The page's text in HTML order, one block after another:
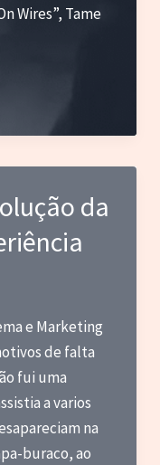
Wires”, Tame
da
e Marketing
de falta
fui uma
a varios
na
buraco, ao